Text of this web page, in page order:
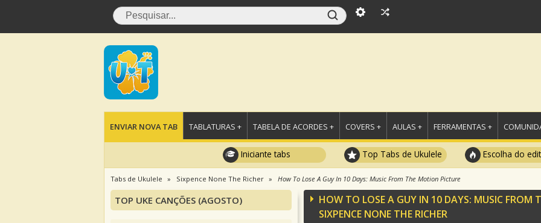
ENVIAR NOVA TAB TABLATURAS + TABELA DE ACORDES + COVERS + AULAS + FERRAMENTAS +
Iniciante tabs Top Tabs de Ukulele Escolha do
Tabs de Ukulele Sixpence None The Richer How To Lose A Guy In 10 Days: Music From The Motion Picture
HOW TO LOSE A GUY IN 10 DAYS: MUSIC FROM
SIXPENCE NONE THE RICHER
TOP UKE CANÇÕES (AGOSTO)